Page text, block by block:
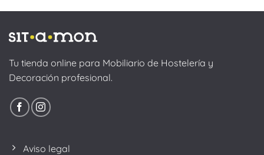
Tu tienda online para Mobiliario de Hostelería y
Decoración profesional.
Aviso legal